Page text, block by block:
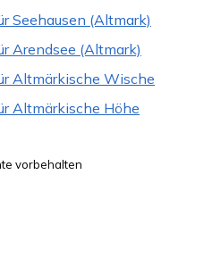
Seehausen (Altmark)
Arendsee (Altmark)
Altmärkische Wische
Altmärkische Höhe
vorbehalten